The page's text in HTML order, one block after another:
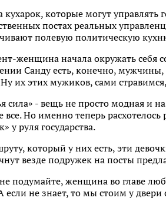
кухарок, которые могут управлять
постах реальных
полевую политическую
женщина начала окружать себя
Санду есть, конечно,
их этих мужиков, сами
сила» - вещь не просто модная и
все. Но именно теперь
у руля государства.
который у них есть, эти
везде подружек на посты
подумайте, женщина во главе
если не знает, то мы стоим у